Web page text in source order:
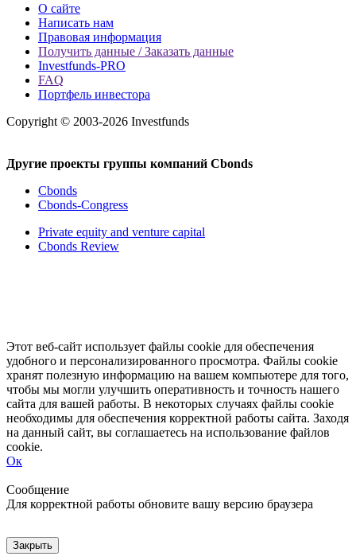
О сайте
Написать нам
Правовая информация
Получить данные / Заказать данные
Investfunds-PRO
FAQ
Портфель инвестора
Copyright © 2003-2026 Investfunds
Другие проекты группы компаний Cbonds
Cbonds
Cbonds-Congress
Private equity and venture capital
Cbonds Review
Этот веб-сайт использует файлы cookie для обеспечения
удобного и персонализированного просмотра. Файлы cookie
хранят полезную информацию на вашем компьютере для того,
чтобы мы могли улучшить оперативность и точность нашего
сайта для вашей работы. В некоторых случаях файлы cookie
необходимы для обеспечения корректной работы сайта. Заходя
на данный сайт, вы соглашаетесь на использование файлов
cookie.
Ок
Сообщение
Для корректной работы обновите вашу версию браузера
Закрыть